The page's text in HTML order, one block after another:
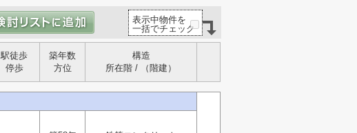
表示中物件を
一括でチェック
駅徒歩
停歩
築年数
方位
構造
所在階 / （階建）